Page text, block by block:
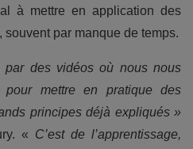
à mettre en application des
par manque de temps.
par des vidéos où nous nous
mettre en pratique des
principes déjà expliqués »
« C’est de l’apprentissage,